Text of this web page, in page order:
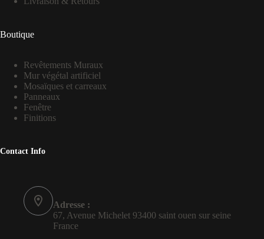
Boutique
Revêtements Muraux
Mur végétal artificiel
Mosaïques et carreaux
Panneaux
Fenêtre
Finitions
Contact Info
Adresse :
67, Avenue Michelet 93400 saint ouen sur seine
France